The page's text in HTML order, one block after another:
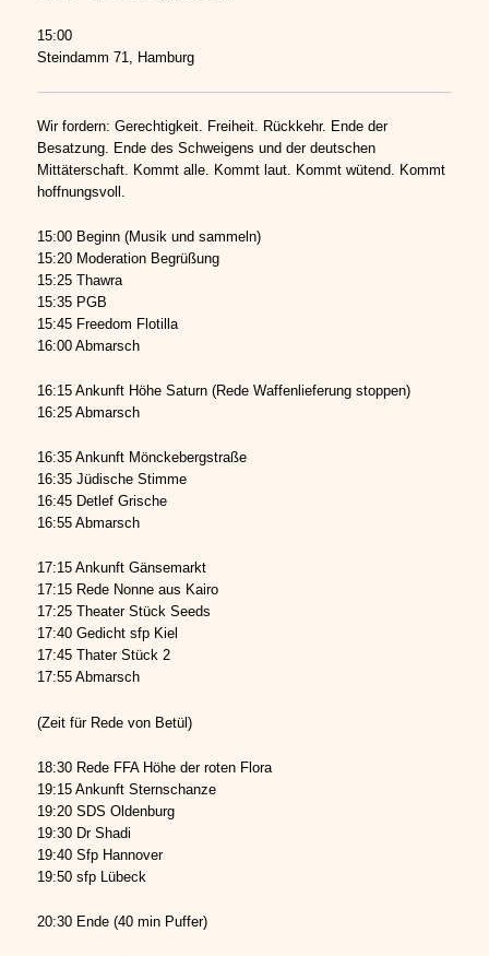
15:00
Steindamm 71, Hamburg
Wir fordern: Gerechtigkeit. Freiheit. Rückkehr. Ende der
Besatzung. Ende des Schweigens und der deutschen
Mittäterschaft. Kommt alle. Kommt laut. Kommt wütend. Kommt
hoffnungsvoll.
15:00 Beginn (Musik und sammeln)
15:20 Moderation Begrüßung
15:25 Thawra
15:35 PGB
15:45 Freedom Flotilla
16:00 Abmarsch
16:15 Ankunft Höhe Saturn (Rede Waffenlieferung stoppen)
16:25 Abmarsch
16:35 Ankunft Mönckebergstraße
16:35 Jüdische Stimme
16:45 Detlef Grische
16:55 Abmarsch
17:15 Ankunft Gänsemarkt
17:15 Rede Nonne aus Kairo
17:25 Theater Stück Seeds
17:40 Gedicht sfp Kiel
17:45 Thater Stück 2
17:55 Abmarsch
(Zeit für Rede von Betül)
18:30 Rede FFA Höhe der roten Flora
19:15 Ankunft Sternschanze
19:20 SDS Oldenburg
19:30 Dr Shadi
19:40 Sfp Hannover
19:50 sfp Lübeck
20:30 Ende (40 min Puffer)